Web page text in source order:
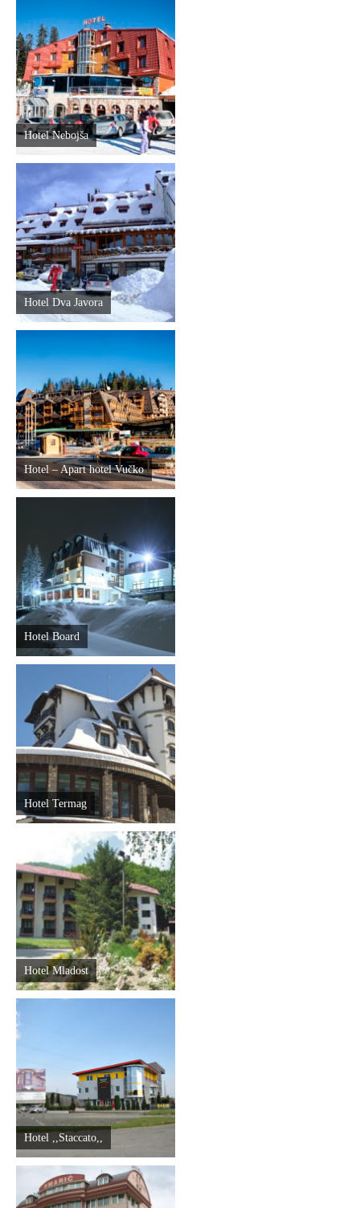
Hotel Nebojša
Hotel Dva Javora
Hotel – Apart hotel Vučko
Hotel Board
Hotel Termag
Hotel Mladost
Hotel ,,Staccato,,